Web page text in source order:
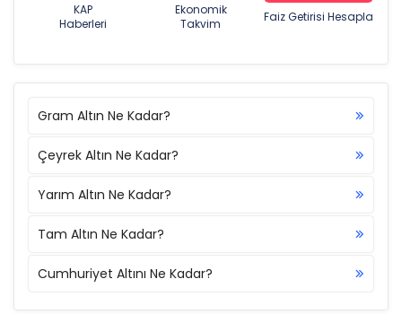
KAP
Haberleri
Ekonomik
Takvim
Faiz Getirisi Hesapla
Gram Altın Ne Kadar?
Çeyrek Altın Ne Kadar?
Yarım Altın Ne Kadar?
Tam Altın Ne Kadar?
Cumhuriyet Altını Ne Kadar?